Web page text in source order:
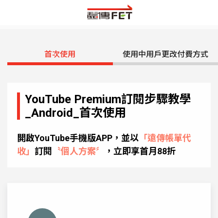
首次使用 使用中用戶更改付費方式
YouTube Premium訂閱步驟教學
_Android_首次使用
開啟YouTube手機版APP，並以 「遠傳帳單代
收」 訂閱 〝個人方案〞 ，立即享首月88折